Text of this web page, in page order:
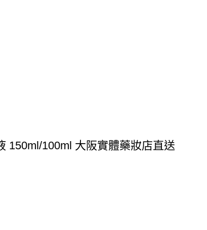
150ml/100ml 大阪實體藥妝店直送